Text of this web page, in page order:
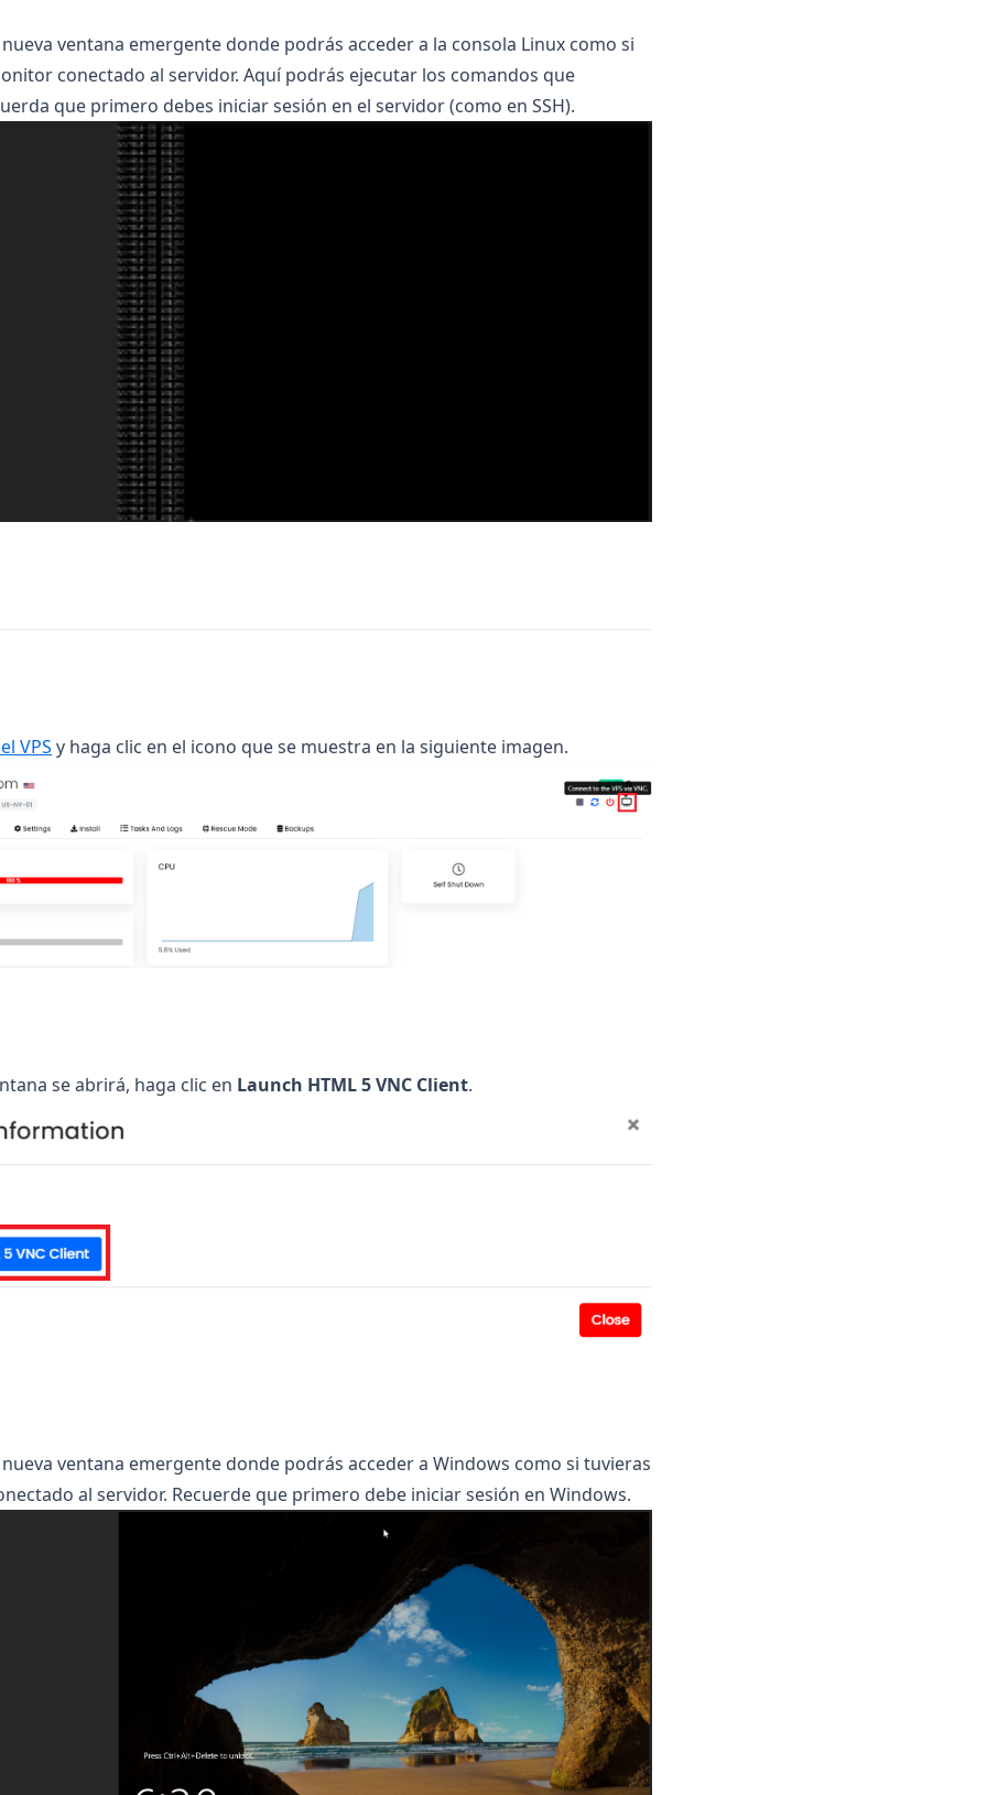
ventana emergente donde podrás acceder a la consola Linux como si
conectado al servidor. Aquí podrás ejecutar los comandos que
que primero debes iniciar sesión en el servidor (como en SSH).
VPS (opens in a new tab)
y haga clic en el icono que se muestra en la siguiente imagen.
se abrirá, haga clic en Launch HTML 5 VNC Client.
ventana emergente donde podrás acceder a Windows como si tuvieras
al servidor. Recuerde que primero debe iniciar sesión en Windows.